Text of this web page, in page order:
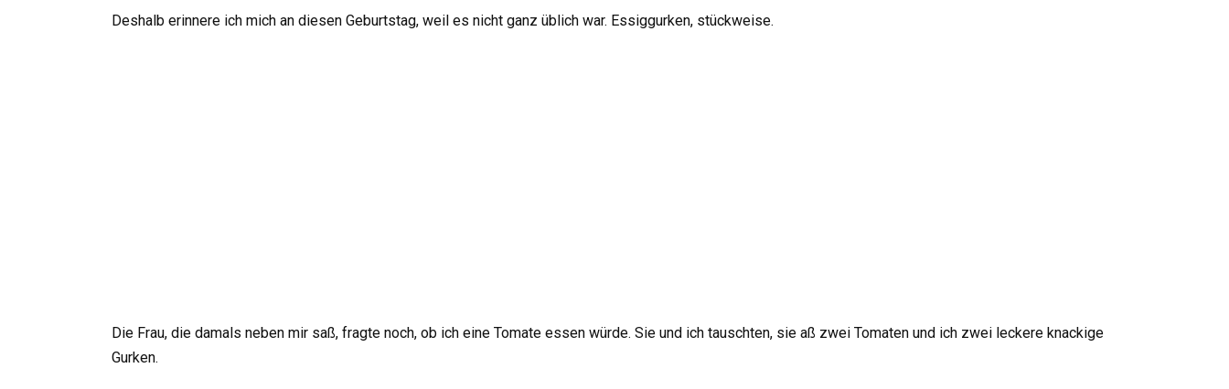
Deshalb erinnere ich mich an diesen Geburtstag, weil es nicht ganz üblich war. Essiggurken, stückweise.
Die Frau, die damals neben mir saß, fragte noch, ob ich eine Tomate essen würde. Sie und ich tauschten, sie aß zwei Tomaten und ich zwei leckere knackige
Gurken.